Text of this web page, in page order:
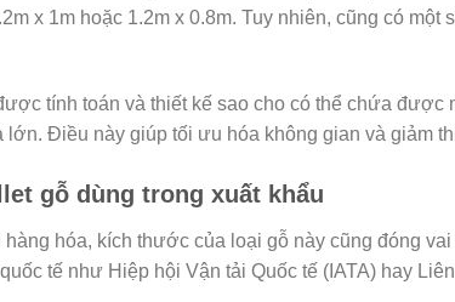
x 1m hoặc 1.2m x 0.8m. Tuy nhiên, cũng có
tính toán và thiết kế sao cho có thể chứa
lớn. Điều này giúp tối ưu hóa không gian và giảm
gỗ dùng trong xuất khẩu
hàng hóa, kích thước của loại gỗ này cũng đóng
tế như Hiệp hội Vận tải Quốc tế (IATA) hay